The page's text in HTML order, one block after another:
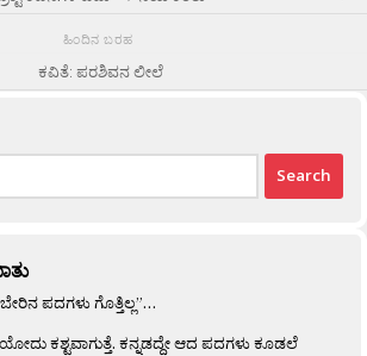
ಹಿಂದಿನ ಬರಹ
ಕವಿತೆ: ಪರಶಿವನ ಲೀಲೆ
ಪದಗಳು ಗೊತ್ತಿಲ್ಲ”…
ಕಶ್ಟವಾಗುತ್ತೆ. ಕನ್ನಡದ್ದೇ ಆದ ಪದಗಳು ಕೂಡಲೆ